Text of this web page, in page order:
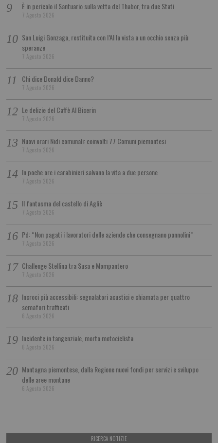
È in pericolo il Santuario sulla vetta del Thabor, tra due Stati
7 Agosto 2026
San Luigi Gonzaga, restituita con l’AI la vista a un occhio senza più
speranze
7 Agosto 2026
Chi dice Donald dice Danno?
7 Agosto 2026
Le delizie del Caffè Al Bicerin
7 Agosto 2026
Nuovi orari Nidi comunali: coinvolti 77 Comuni piemontesi
7 Agosto 2026
In poche ore i carabinieri salvano la vita a due persone
7 Agosto 2026
Il fantasma del castello di Agliè
7 Agosto 2026
Pd: “Non pagati i lavoratori delle aziende che consegnano pannolini”
7 Agosto 2026
Challenge Stellina tra Susa e Mompantero
7 Agosto 2026
Incroci più accessibili: segnalatori acustici e chiamata per quattro
semafori trafficati
6 Agosto 2026
Incidente in tangenziale, morto motociclista
6 Agosto 2026
Montagna piemontese, dalla Regione nuovi fondi per servizi e sviluppo
delle aree montane
6 Agosto 2026
RICERCA NOTIZIE